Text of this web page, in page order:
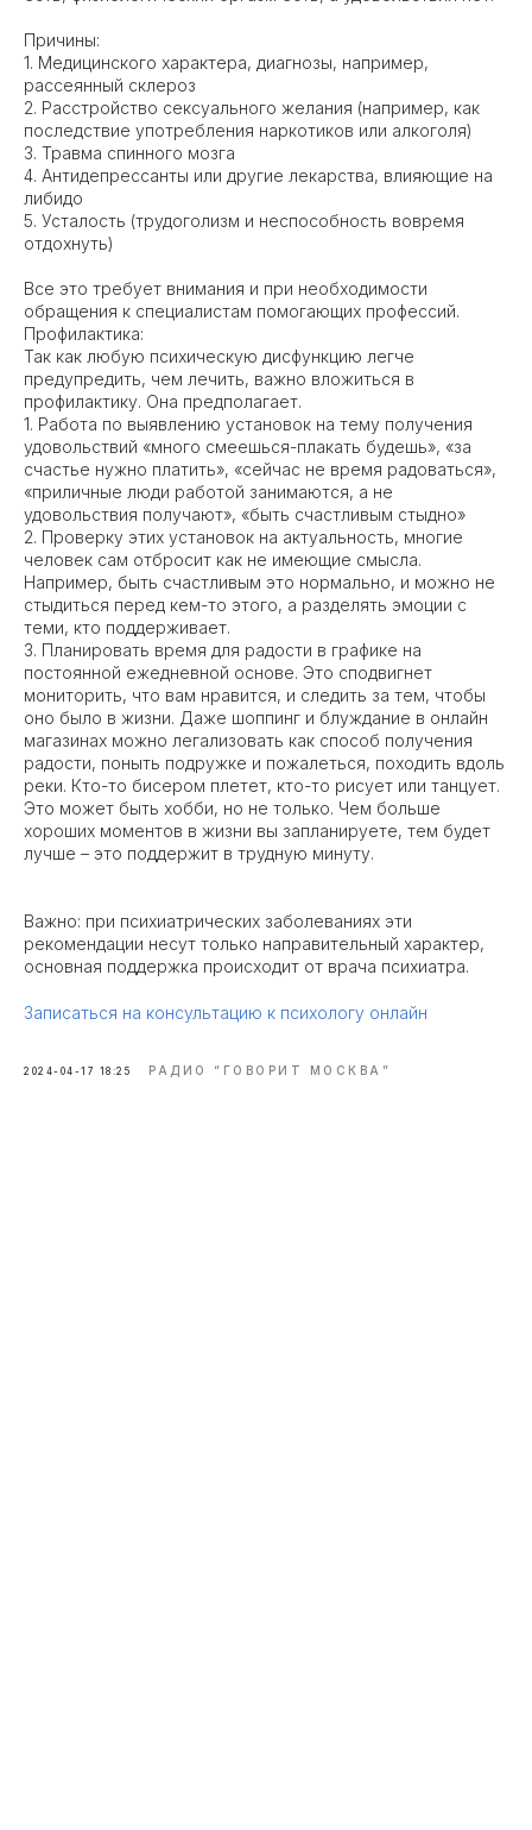
Причины:
1. Медицинского характера, диагнозы, например,
рассеянный склероз
2. Расстройство сексуального желания (например, как
последствие употребления наркотиков или алкоголя)
3. Травма спинного мозга
4. Антидепрессанты или другие лекарства, влияющие на
либидо
5. Усталость (трудоголизм и неспособность вовремя
отдохнуть)
Все это требует внимания и при необходимости
обращения к специалистам помогающих профессий.
Профилактика:
Так как любую психическую дисфункцию легче
предупредить, чем лечить, важно вложиться в
профилактику. Она предполагает.
1. Работа по выявлению установок на тему получения
удовольствий «много смеешься-плакать будешь», «за
счастье нужно платить», «сейчас не время радоваться»,
«приличные люди работой занимаются, а не
удовольствия получают», «быть счастливым стыдно»
2. Проверку этих установок на актуальность, многие
человек сам отбросит как не имеющие смысла.
Например, быть счастливым это нормально, и можно не
стыдиться перед кем-то этого, а разделять эмоции с
теми, кто поддерживает.
3. Планировать время для радости в графике на
постоянной ежедневной основе. Это сподвигнет
мониторить, что вам нравится, и следить за тем, чтобы
оно было в жизни. Даже шоппинг и блуждание в онлайн
магазинах можно легализовать как способ получения
радости, поныть подружке и пожалеться, походить вдоль
реки. Кто-то бисером плетет, кто-то рисует или танцует.
Это может быть хобби, но не только. Чем больше
хороших моментов в жизни вы запланируете, тем будет
лучше – это поддержит в трудную минуту.
Важно: при психиатрических заболеваниях эти
рекомендации несут только направительный характер,
основная поддержка происходит от врача психиатра.
Записаться на консультацию к психологу онлайн
2024-04-17 18:25 РАДИО “ГОВОРИТ МОСКВА”